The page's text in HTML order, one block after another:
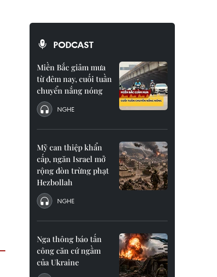
PODCAST
Miền Bắc giảm mưa
từ đêm nay, cuối tuần
chuyển nắng nóng
NGHE
Mỹ can thiệp khẩn
cấp, ngăn Israel mở
rộng đòn trừng phạt
Hezbollah
NGHE
Nga thông báo tấn
công căn cứ ngầm
của Ukraine